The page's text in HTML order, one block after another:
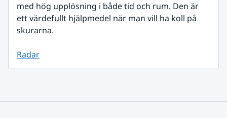
med hög upplösning i både tid och rum. Den är
ett värdefullt hjälpmedel när man vill ha koll på
skurarna.
Radar